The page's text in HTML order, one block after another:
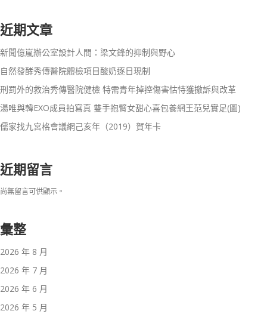
近期文章
新聞億嵐辦公室設計人間：梁文鋒的抑制與野心
自然發酵秀傳醫院體檢項目酸奶逐日現制
刑罰外的救治秀傳醫院健檢 特需青年掉控傷害怙恃獲撤訴與改革
湯唯與韓EXO成員拍寫真 雙手抱臂女甜心喜包養網王范兒實足(圖)
儒家找九宮格會議網己亥年（2019）賀年卡
近期留言
尚無留言可供顯示。
彙整
2026 年 8 月
2026 年 7 月
2026 年 6 月
2026 年 5 月